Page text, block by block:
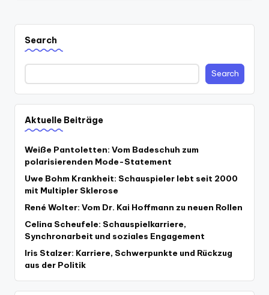
Search
Search
Aktuelle Beiträge
Weiße Pantoletten: Vom Badeschuh zum
polarisierenden Mode-Statement
Uwe Bohm Krankheit: Schauspieler lebt seit 2000
mit Multipler Sklerose
René Wolter: Vom Dr. Kai Hoffmann zu neuen Rollen
Celina Scheufele: Schauspielkarriere,
Synchronarbeit und soziales Engagement
Iris Stalzer: Karriere, Schwerpunkte und Rückzug
aus der Politik